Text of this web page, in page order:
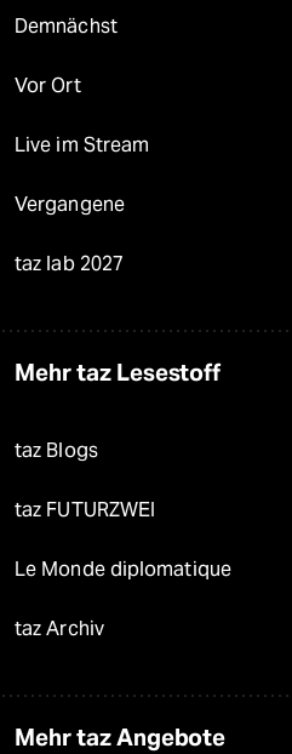
Demnächst
Vor Ort
Live im Stream
Vergangene
taz lab 2027
Mehr taz Lesestoff
taz Blogs
taz FUTURZWEI
Le Monde diplomatique
taz Archiv
Mehr taz Angebote